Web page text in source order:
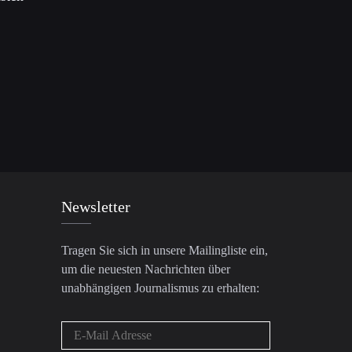
Newsletter
Tragen Sie sich in unsere Mailingliste ein,
um die neuesten Nachrichten über
unabhängigen Journalismus zu erhalten: